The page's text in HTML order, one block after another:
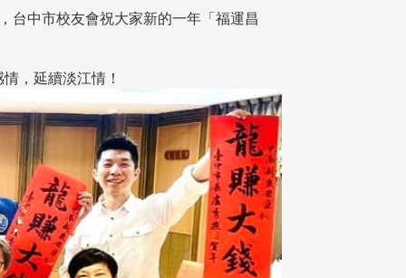
中市校友會祝大家新的一年「福運昌
，延續淡江情！